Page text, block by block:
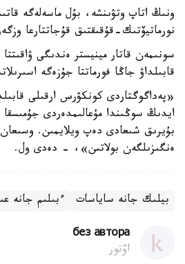
ونىڭ اتاپ وتۋىنشە، بۇل ماسەلەگە
نورماتيۆتىك-قۇقىقتىق قۇجاتتارعا
سونىمەن قاتار مينيستر ەندىگى
قابىلداۋ جاڭا فورماتتا جۇزەگە
«پەداگوگتاردى كونكۋرس ارقىلى
ايدىڭ سوڭىندا مۇعالىمدەردى جۇمىسقا
بۇيرىق شىعادى دەپ ويلايمىن. وسىعان
ەنگىزىلگەن بولاتىن»، - دەدى ول.
بيلىك جانە ساياسات ءبىلىم جانە
без автора
اۆتور